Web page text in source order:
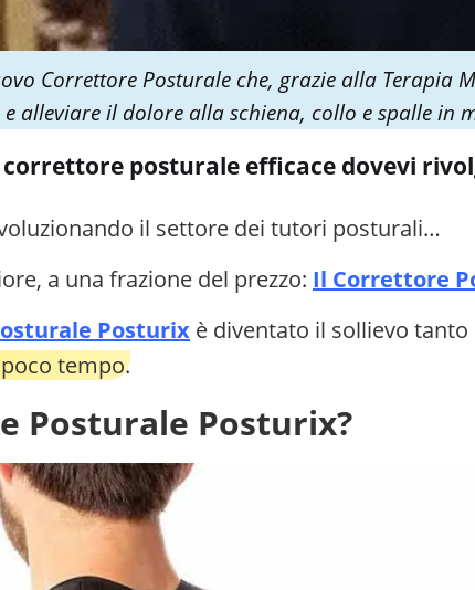
Correttore Posturale che, grazie alla
e alleviare il dolore alla schiena, collo e spalle in
correttore posturale efficace dovevi
il settore dei tutori posturali…
a una frazione del prezzo: Il Correttore
Posturix è diventato il sollievo
tempo.
Posturale Posturix?